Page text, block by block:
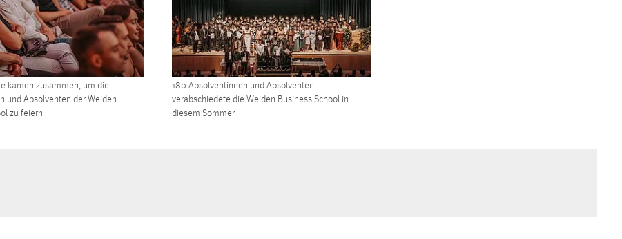
kamen zusammen, um die
und Absolventen der Weiden
zu feiern
180 Absolventinnen und Absolventen
verabschiedete die Weiden Business School in
diesem Sommer